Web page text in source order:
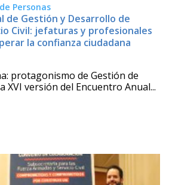
Personas
de Gestión y Desarrollo de
Civil: jefaturas y profesionales
la confianza ciudadana
protagonismo de Gestión de
XVI versión del Encuentro Anual...